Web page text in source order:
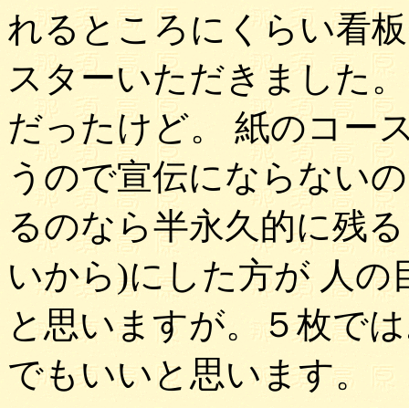
れるところにくらい看
スターいただきました
だったけど。 紙のコー
うので宣伝にならない
るのなら半永久的に残
いから)にした方が 人
と思いますが。５枚で
でもいいと思います。